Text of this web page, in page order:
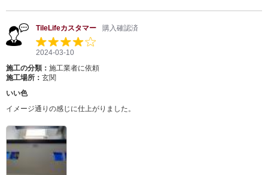
TileLifeカスタマー 購入確認済
2024-03-10
施工の分類： 施工業者に依頼
施工場所： 玄関
いい色
イメージ通りの感じに仕上がりました。